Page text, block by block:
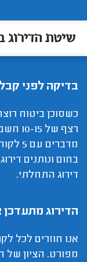
שיטת הדירוג
בדיקה לפני
כשסוכן ביטוח
רצף
בחום ונותנים
דירוג התחלתי.
הדירוג מתעדכן
אנו חוזרים לכל
מפורט. הציון של